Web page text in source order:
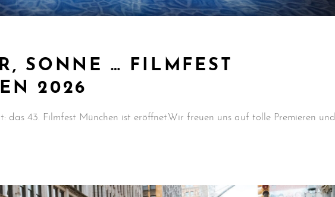
SONNE … FILMFEST
2026
das 43. Filmfest München ist eröffnet.Wir freuen uns auf tolle Premieren und